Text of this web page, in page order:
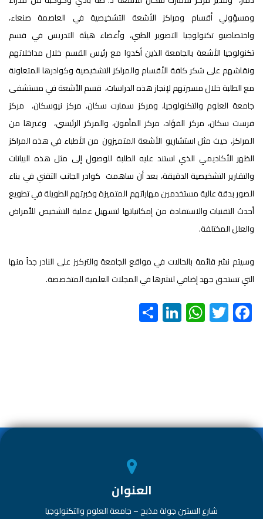
ومسؤولي أقسام ومراكز الأشعة التشخيصية في العاصمة صنعاء،
واختصاصيو تكنولوجيا التصوير الطبي، وأعضاء هيئة التدريس في قسم
تكنولوجيا الأشعة بالجامعة الذين أكدوا مع رئيس القسم خلال مداخلاتهم
ونقاشهم على شكر كافة الأقسام والمراكز التشخيصية وكوادرها المتعاونة
مع الطلبة خلال مسيرتهم لإنجاز هذه الدراسات، قسم الأشعة في مستشفى
جامعة العلوم والتكنولوجيا، ومركز سمارت سكان، مركز نيوسكان، مركز
فرست سكان، مركز الفؤاد، مركز المأمون، والمركز الرئيسي، وغيرها من
المراكز، حيث مثل استشاريو الأشعة المتميزون من الأطباء في هذه المراكز
الظهر الأكاديمي الذي استند عليه الطلبة للوصول إلى مثل هذه البيانات
والتقارير التشخيصية الدقيقة، بعد أن ساهمت كوادر الجانب التقني في بناء
الصور بدقة عالية مستخدمين مهاراتهم المتميزة وخبرتهم الطويلة في تطويع
أحدث التقنيات والاستفادة من إمكانياتها لتسهيل عملية التشخيص للأمراض
والعلل المختلفة.
وسيتم نشر قائمة بالحالات في مواقع الجامعة والتركيز على النادر جداً منها
التي تستحق جهد إضافي لنشرها في المجلات العلمية المتخصصة.
F
ac
T
wi
W
h
p
Li
nk
العنوان
شارع الستين جولة مذبح – جامعة العلوم والتكنولوجيا